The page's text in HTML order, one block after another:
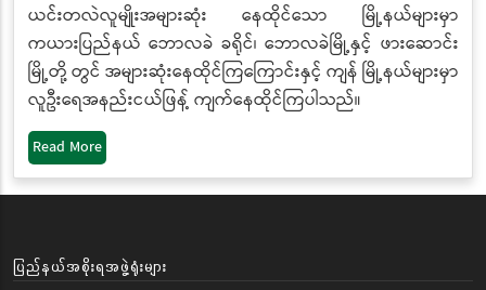
ယင်းတလဲလူမျိုးအများဆုံး နေထိုင်သော မြို့နယ်များမှာ
ကယားပြည်နယ် ဘောလခဲ ခရိုင်၊ ဘောလခဲမြို့နှင့် ဖားဆောင်း
မြို့တို့ တွင် အများဆုံးနေထိုင်ကြကြောင်းနှင့် ကျန် မြို့နယ်များမှာ
လူဦးရေအနည်းငယ်ဖြန့် ကျက်နေထိုင်ကြပါသည်။
Read More
ပြည်နယ်အစိုးရအဖွဲ့ရုံးများ